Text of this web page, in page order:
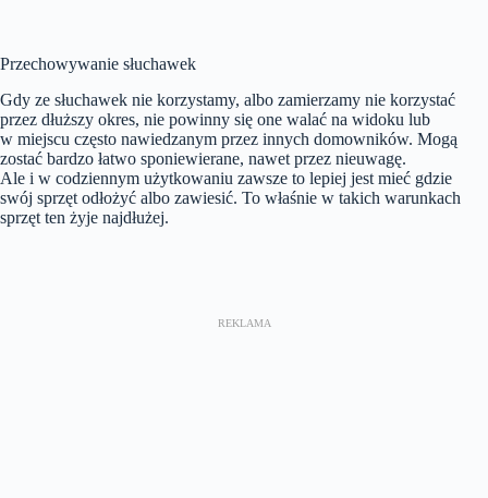
Przechowywanie słuchawek
Gdy ze słuchawek nie korzystamy, albo zamierzamy nie korzystać
przez dłuższy okres, nie powinny się one walać na widoku lub
w miejscu często nawiedzanym przez innych domowników. Mogą
zostać bardzo łatwo sponiewierane, nawet przez nieuwagę.
Ale i w codziennym użytkowaniu zawsze to lepiej jest mieć gdzie
swój sprzęt odłożyć albo zawiesić. To właśnie w takich warunkach
sprzęt ten żyje najdłużej.